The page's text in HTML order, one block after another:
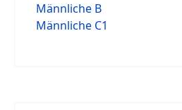
Männliche B
Männliche C1